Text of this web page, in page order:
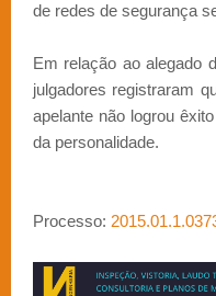
de redes de segurança
Em relação ao alegado
julgadores registraram
apelante não logrou
da personalidade.
Processo: